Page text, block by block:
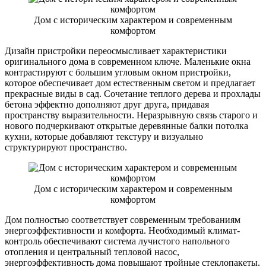
Дом с историческим характером и современным
комфортом
Дизайн пристройки переосмысливает характеристики
оригинального дома в современном ключе. Маленькие окна
контрастируют с большим угловым окном пристройки,
которое обеспечивает дом естественным светом и предлагает
прекрасные виды в сад. Сочетание теплого дерева и прохлады
бетона эффектно дополняют друг друга, придавая
пространству выразительности. Неразрывную связь старого и
нового подчеркивают открытые деревянные балки потолка
кухни, которые добавляют текстуру и визуально
структурируют пространство.
Дом с историческим характером и современным
комфортом
Дом полностью соответствует современным требованиям
энергоэффективности и комфорта. Необходимый климат-
контроль обеспечивают система лучистого напольного
отопления и центральный тепловой насос,
энергоэффективность дома повышают тройные стеклопакеты.